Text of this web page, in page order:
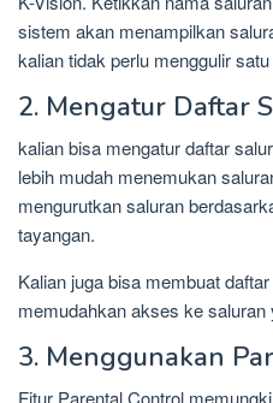
sistem akan menampilkan
kalian tidak perlu menggulir
2. Mengatur Daftar
kalian bisa mengatur daftar
lebih mudah menemukan
mengurutkan saluran
tayangan.
Kalian juga bisa membuat
memudahkan akses ke saluran
3. Menggunakan
Fitur Parental Control